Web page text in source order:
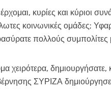
κυρίες και κύριοι
κοινωνικές ομάδες;
πολλούς
χειρότερα,
ΣΥΡΙΖΑ